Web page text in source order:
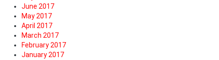
June 2017
May 2017
April 2017
March 2017
February 2017
January 2017